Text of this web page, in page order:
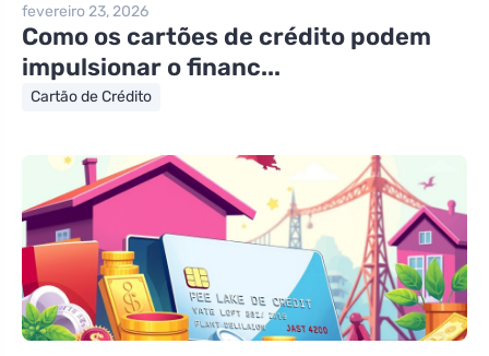
fevereiro 23, 2026
Como os cartões de crédito podem
impulsionar o financ...
Cartão de Crédito